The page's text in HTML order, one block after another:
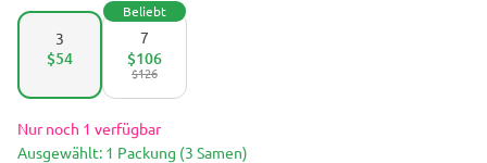
3
$54
7
Beliebt
$126
$106
Nur noch 1 verfügbar
Ausgewählt: 1 Packung (3 Samen)